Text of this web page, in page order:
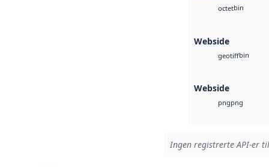
octetbin
Webside
geotiffbin
Webside
pngpng
Ingen registrerte API-er